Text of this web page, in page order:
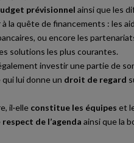
prévisionnel ainsi que les
la quête de financements : les
ou encore les
solutions les plus courantes.
investir une partie de
lui donne un droit de regard
il·elle constitue les équipes et
respect de l’agenda ainsi que la